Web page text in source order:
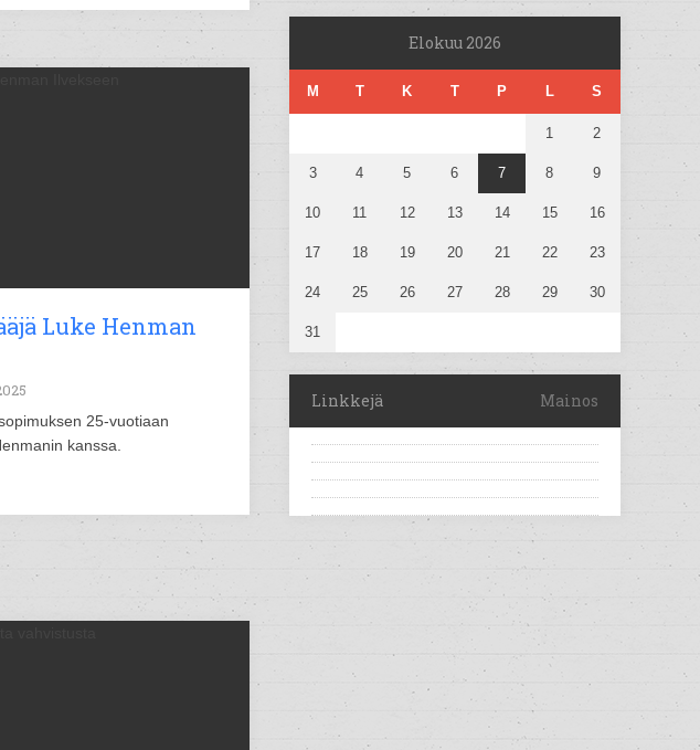
Luke Henman
25-vuotiaan
kanssa.
Elokuu 2026
M T K T P L S
1 2
3 4 5 6 7 8 9
10 11 12 13 14 15 16
17 18 19 20 21 22 23
24 25 26 27 28 29 30
31
Linkkejä Mainos